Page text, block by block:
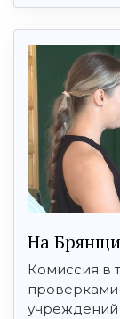
На
Комиссия в
проверками
учреждений